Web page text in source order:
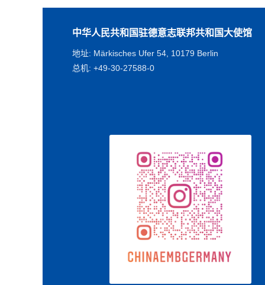
中华人民共和国驻德意志联邦共和国大使馆
地址: Märkisches Ufer 54, 10179 Berlin
总机: +49-30-27588-0